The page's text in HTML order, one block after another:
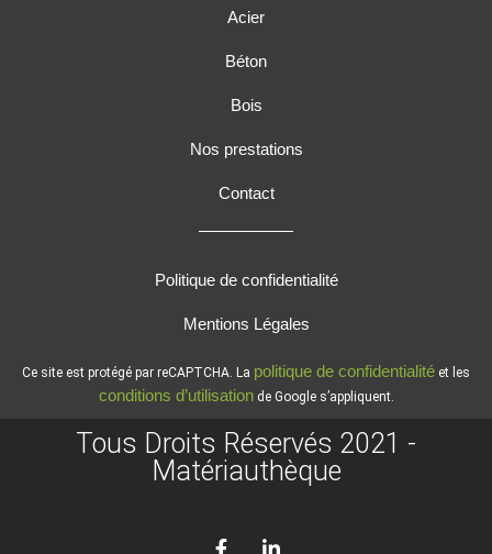
Acier
Béton
Bois
Nos prestations
Contact
Politique de confidentialité
Mentions Légales
Ce site est protégé par reCAPTCHA. La politique de confidentialité et les
conditions d’utilisationde Google s’appliquent.
Tous Droits Réservés 2021 -
Matériauthèque